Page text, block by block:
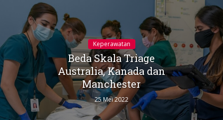
Keperawatan
Beda Skala Triage
Australia, Kanada dan
Manchester
25 Mei 2022